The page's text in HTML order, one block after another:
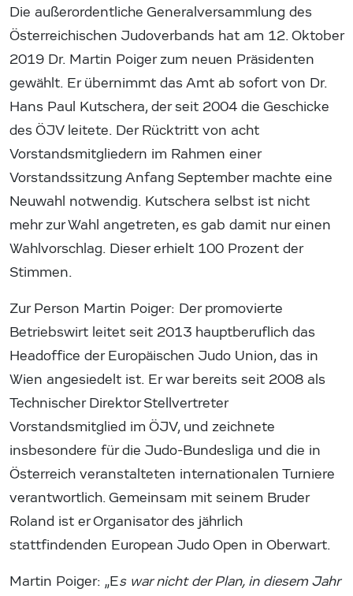
Die außerordentliche Generalversammlung des
Österreichischen Judoverbands hat am 12. Oktober
2019 Dr. Martin Poiger zum neuen Präsidenten
gewählt. Er übernimmt das Amt ab sofort von Dr.
Hans Paul Kutschera, der seit 2004 die Geschicke
des ÖJV leitete. Der Rücktritt von acht
Vorstandsmitgliedern im Rahmen einer
Vorstandssitzung Anfang September machte eine
Neuwahl notwendig. Kutschera selbst ist nicht
mehr zur Wahl angetreten, es gab damit nur einen
Wahlvorschlag. Dieser erhielt 100 Prozent der
Stimmen.
Zur Person Martin Poiger: Der promovierte
Betriebswirt leitet seit 2013 hauptberuflich das
Headoffice der Europäischen Judo Union, das in
Wien angesiedelt ist. Er war bereits seit 2008 als
Technischer Direktor Stellvertreter
Vorstandsmitglied im ÖJV, und zeichnete
insbesondere für die Judo-Bundesliga und die in
Österreich veranstalteten internationalen Turniere
verantwortlich. Gemeinsam mit seinem Bruder
Roland ist er Organisator des jährlich
stattfindenden European Judo Open in Oberwart.
Martin Poiger: „Es war nicht der Plan, in diesem Jahr